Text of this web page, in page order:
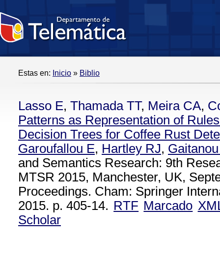
Estas en: Inicio » Biblio
Lasso E, Thamada TT, Meira CA,
Patterns as Representation of
Decision Trees for Coffee Rust
Garoufallou E, Hartley RJ, Gaitanou
and Semantics Research: 9th
MTSR 2015, Manchester, UK,
Proceedings. Cham: Springer
2015. p. 405-14. RTF Marcado
Scholar